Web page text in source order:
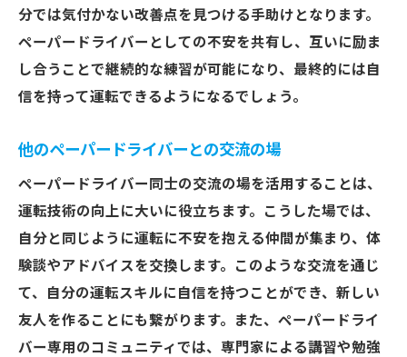
分では気付かない改善点を見つける手助けとなります。
ペーパードライバーとしての不安を共有し、互いに励ま
し合うことで継続的な練習が可能になり、最終的には自
信を持って運転できるようになるでしょう。
他のペーパードライバーとの交流の場
ペーパードライバー同士の交流の場を活用することは、
運転技術の向上に大いに役立ちます。こうした場では、
自分と同じように運転に不安を抱える仲間が集まり、体
験談やアドバイスを交換します。このような交流を通じ
て、自分の運転スキルに自信を持つことができ、新しい
友人を作ることにも繋がります。また、ペーパードライ
バー専用のコミュニティでは、専門家による講習や勉強